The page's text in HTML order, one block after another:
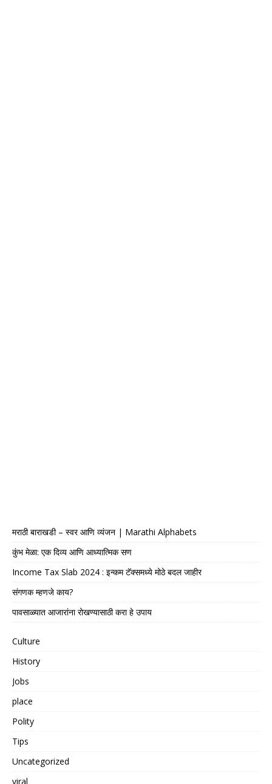
मराठी बाराखडी – स्वर आणि व्यंजन | Marathi Alphabets
कुंभ मेळा: एक दिव्य आणि आध्यात्मिक सण
Income Tax Slab 2024 : इन्कम टॅक्समध्ये मोठे बदल जाहीर
संगणक म्हणजे काय?
पावसाळ्यात आजारांना रोखण्यासाठी करा हे उपाय
Culture
History
Jobs
place
Polity
Tips
Uncategorized
viral